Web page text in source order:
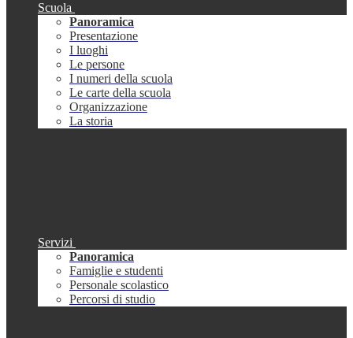
Scuola
Panoramica
Presentazione
I luoghi
Le persone
I numeri della scuola
Le carte della scuola
Organizzazione
La storia
Servizi
Panoramica
Famiglie e studenti
Personale scolastico
Percorsi di studio